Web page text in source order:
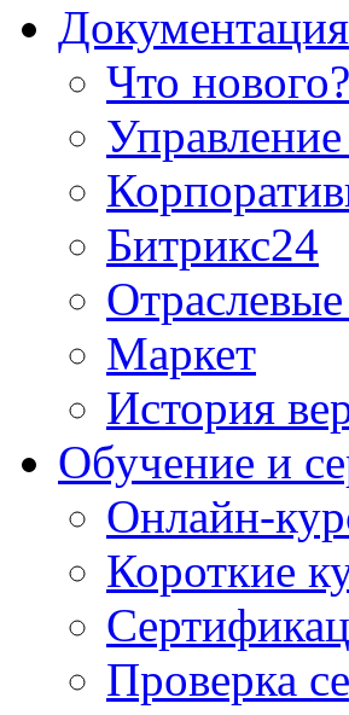
Документация
Что нового?
Битрикс24
Маркет
История
Обучение и
Онлайн-
Короткие
Проверка